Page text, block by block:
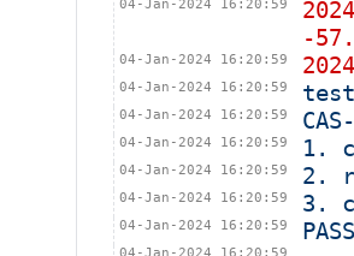
04-Jan-2024 16:20:59
-
04-Jan-2024 16:20:59
04-Jan-2024 16:20:59
04-Jan-2024 16:20:59
04-Jan-2024 16:20:59 1.
04-Jan-2024 16:20:59 2.
04-Jan-2024 16:20:59 3.
04-Jan-2024 16:20:59